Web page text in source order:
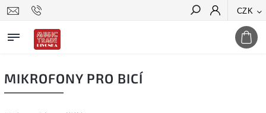
CZK
Hledat
MIKROFONY PRO BICÍ